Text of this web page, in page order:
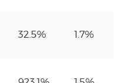
32.5% 1.7%